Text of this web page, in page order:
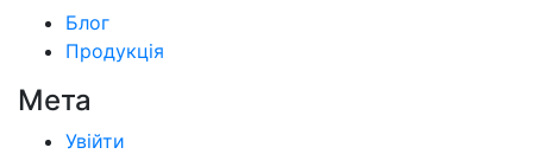
Блог
Продукція
Мета
Увійти